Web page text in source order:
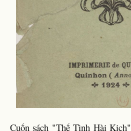
Cuốn sách "Thế Tình Hài